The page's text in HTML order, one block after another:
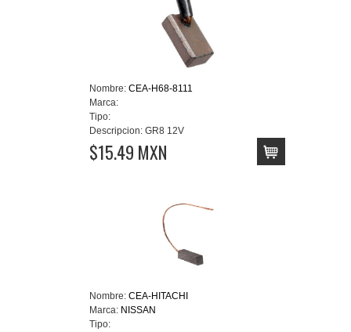
Nombre: CEA-H68-8111
Marca:
Tipo:
Descripcion: GR8 12V
$15.49 MXN
Nombre: CEA-HITACHI
Marca: NISSAN
Tipo: